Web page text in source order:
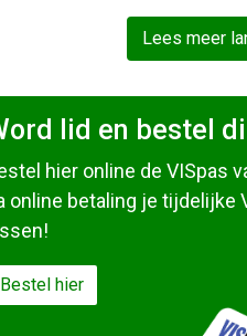
Lees meer
lid en bestel
hier online de VISpas
online betaling je tijdelijke
Bestel hier